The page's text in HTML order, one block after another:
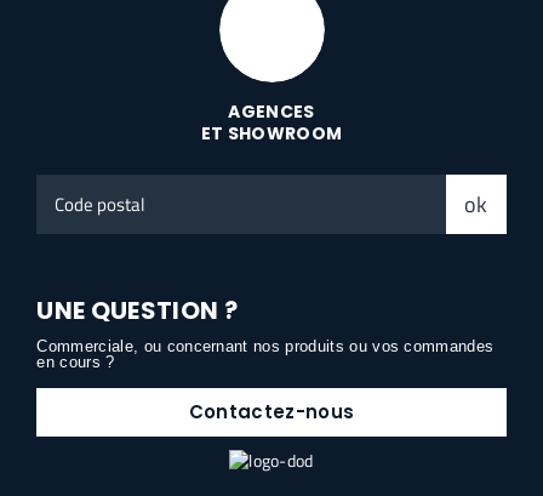
AGENCES
ET SHOWROOM
postal
ok
UNE QUESTION ?
Commerciale, ou concernant nos produits ou vos commandes
en cours ?
Contactez-nous